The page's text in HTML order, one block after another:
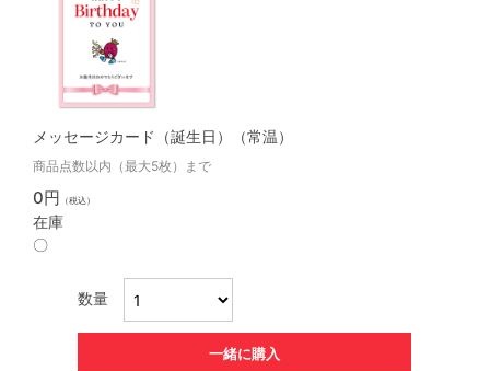
メッセージカード（誕生日）（常温）
商品点数以内（最大5枚）まで
0円 （税込）
在庫
〇
数量
一緒に購入